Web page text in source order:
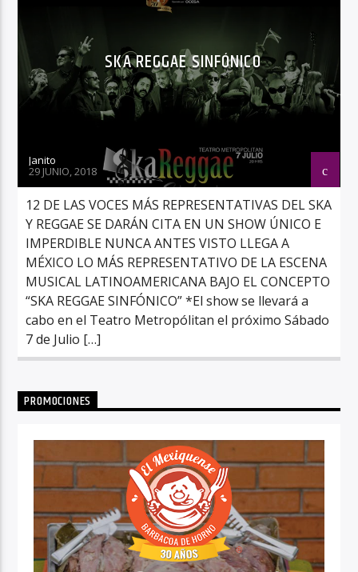
SKA REGGAE SINFÓNICO
Janito
29 JUNIO, 2018
12 DE LAS VOCES MÁS REPRESENTATIVAS DEL SKA
Y REGGAE SE DARÁN CITA EN UN SHOW ÚNICO E
IMPERDIBLE NUNCA ANTES VISTO LLEGA A
MÉXICO LO MÁS REPRESENTATIVO DE LA ESCENA
MUSICAL LATINOAMERICANA BAJO EL CONCEPTO
“SKA REGGAE SINFÓNICO” *El show se llevará a
cabo en el Teatro Metropólitan el próximo Sábado
7 de Julio […]
PROMOCIONES